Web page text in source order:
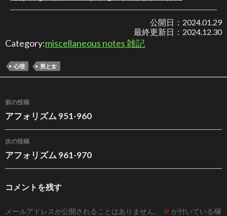
公開日： 2024.01.29
最終更新日： 2024.12.30
Category:miscellaneous notes 雑記
心理 男と女
投稿ナビゲーション
前の投稿
アフォリズム 951-960
次の投稿
アフォリズム 961-970
コメントを残す
メールアドレスが公開されることはありません。 ※ が付いている欄